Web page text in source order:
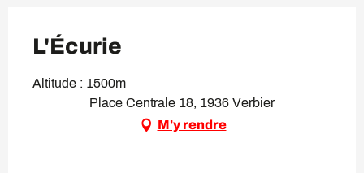
L'Écurie
Altitude : 1500m
Place Centrale 18, 1936 Verbier
M'y rendre